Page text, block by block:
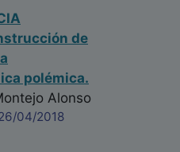
de
polémica.
Alonso
04/2018